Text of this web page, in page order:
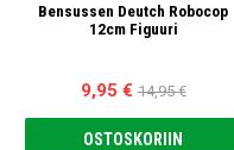
Bensussen Deutch Robocop
12cm Figuuri
9,95 € 14,95 €
OSTOSKORIIN